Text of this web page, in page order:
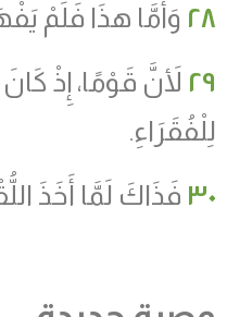
٢٨ وَأَمَّا هذَا فَلَمْ
٢٩ لأَنَّ قَوْمًا، إِذْ
لِلْفُقَرَاءِ.
٣٠ فَذَاكَ لَمَّا أَخَذَ